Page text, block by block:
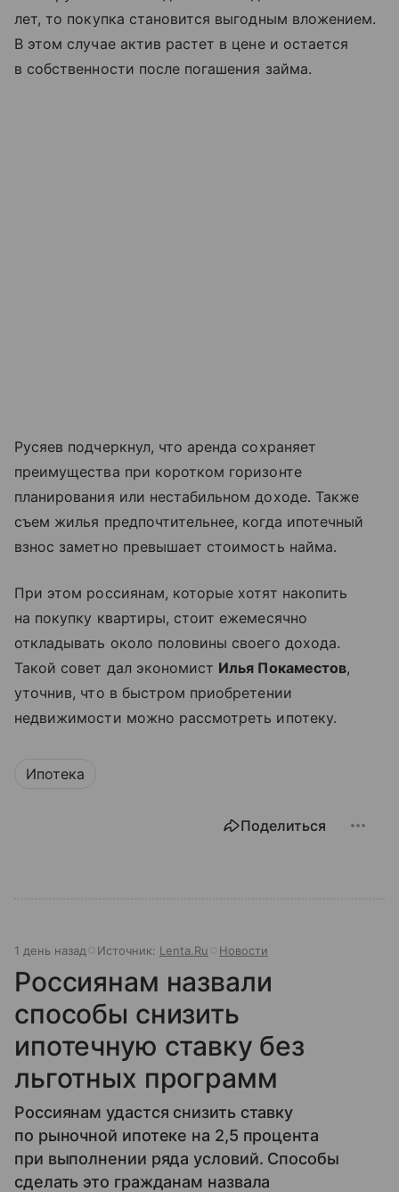
лет, то покупка становится выгодным вложением.
В этом случае актив растет в цене и остается
в собственности после погашения займа.
Русяев подчеркнул, что аренда сохраняет
преимущества при коротком горизонте
планирования или нестабильном доходе. Также
съем жилья предпочтительнее, когда ипотечный
взнос заметно превышает стоимость найма.
При этом россиянам, которые хотят накопить
на покупку квартиры, стоит ежемесячно
откладывать около половины своего дохода.
Такой совет дал экономист Илья Покаместов,
уточнив, что в быстром приобретении
недвижимости можно рассмотреть ипотеку.
Ипотека
Поделиться
1 день назад Источник: Lenta.Ru Новости
Россиянам назвали
способы снизить
ипотечную ставку без
льготных программ
Россиянам удастся снизить ставку
по рыночной ипотеке на 2,5 процента
при выполнении ряда условий. Способы
сделать это гражданам назвала